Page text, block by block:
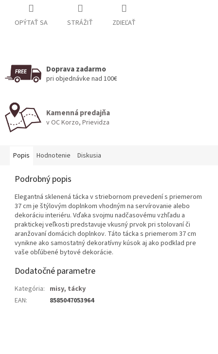
OPÝTAŤ SA STRÁŽIŤ ZDIEĽAŤ
Doprava zadarmo
pri objednávke nad 100€
Kamenná predajňa
v OC Korzo, Prievidza
Popis Hodnotenie Diskusia
Podrobný popis
Elegantná sklenená tácka v striebornom prevedení s priemerom
37 cm je štýlovým doplnkom vhodným na servírovanie alebo
dekoráciu interiéru. Vďaka svojmu nadčasovému vzhľadu a
praktickej veľkosti predstavuje vkusný prvok pri stolovaní či
aranžovaní domácich doplnkov. Táto tácka s priemerom 37 cm
vynikne ako samostatný dekoratívny kúsok aj ako podklad pre
vaše obľúbené bytové dekorácie.
Dodatočné parametre
Kategória: misy, tácky
EAN: 8585047053964